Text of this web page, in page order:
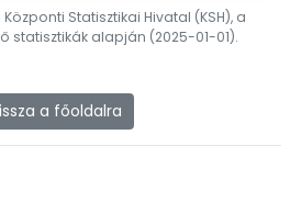
Statisztikai Hivatal (KSH), a
statisztikák alapján (2025-01-01).
a főoldalra